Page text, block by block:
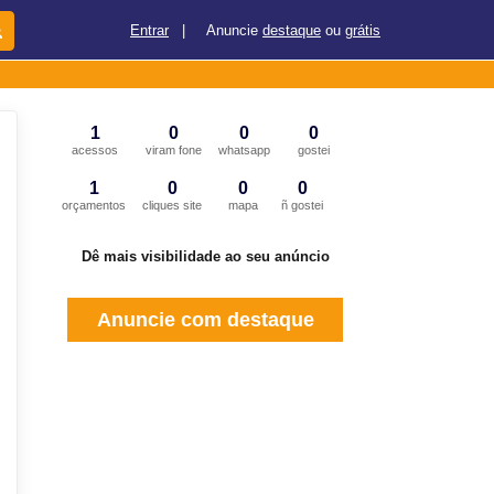
Entrar Anuncie destaque ou grátis
1
acessos
0
viram fone
0
whatsapp
0
gostei
1
orçamentos
0
cliques site
0
mapa
0
ñ gostei
Dê mais visibilidade ao seu anúncio
Anuncie com destaque